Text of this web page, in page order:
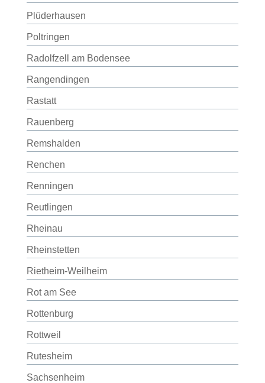
Plüderhausen
Poltringen
Radolfzell am Bodensee
Rangendingen
Rastatt
Rauenberg
Remshalden
Renchen
Renningen
Reutlingen
Rheinau
Rheinstetten
Rietheim-Weilheim
Rot am See
Rottenburg
Rottweil
Rutesheim
Sachsenheim